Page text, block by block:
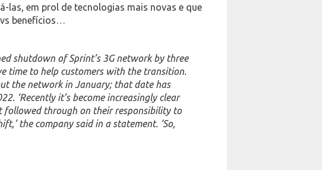
las, em prol de tecnologias mais novas e que
benefícios…
shutdown of Sprint’s 3G network by three
time to help customers with the transition.
the network in January; that date has
‘Recently it’s become increasingly clear
followed through on their responsibility to
the company said in a statement. ‘So,